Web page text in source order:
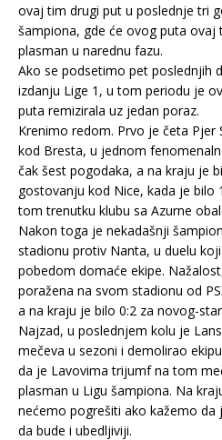
ovaj tim drugi put u poslednje tri
šampiona, gde će ovog puta ovaj
plasman u narednu fazu.
Ako se podsetimo pet poslednjih
izdanju Lige 1, u tom periodu je
puta remizirala uz jedan poraz.
Krenimo redom. Prvo je četa Pjer
kod Bresta, u jednom
čak šest pogodaka, a na kraju je
gostovanju kod Nice, kada je bilo
tom trenutku klubu sa Azurne
Nakon toga je nekadašnji
stadionu protiv Nanta, u duelu
pobedom domaće ekipe.
poražena na svom stadionu od
a na kraju je bilo 0:2 za novog-
Najzad, u poslednjem kolu je
mečeva u sezoni i demolirao
da je Lavovima trijumf na tom
plasman u Ligu šampiona. Na
nećemo pogrešiti ako kažemo
da bude i ubedljiviji.